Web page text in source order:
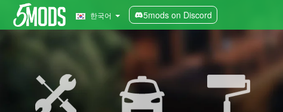
한국어 5mods on Discord